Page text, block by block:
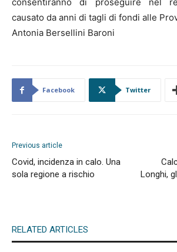
causato da anni di tagli di fondi alle
Antonia Bersellini Baroni
Facebook Twitter
Previous article
Covid, incidenza in calo. Una
sola regione a rischio
Longhi,
RELATED ARTICLES